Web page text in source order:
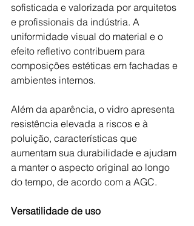
sofisticada e valorizada por arquitetos
e profissionais da indústria. A
uniformidade visual do material e o
efeito refletivo contribuem para
composições estéticas em fachadas e
ambientes internos.
Além da aparência, o vidro apresenta
resistência elevada a riscos e à
poluição, características que
aumentam sua durabilidade e ajudam
a manter o aspecto original ao longo
do tempo, de acordo com a AGC.
Versatilidade de uso